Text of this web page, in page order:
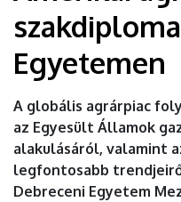
EGYETEM
Egyetemen
A globális agrárpiac
az Egyesült Államok
alakulásáról, valamint
legfontosabb
Debreceni Egyetem